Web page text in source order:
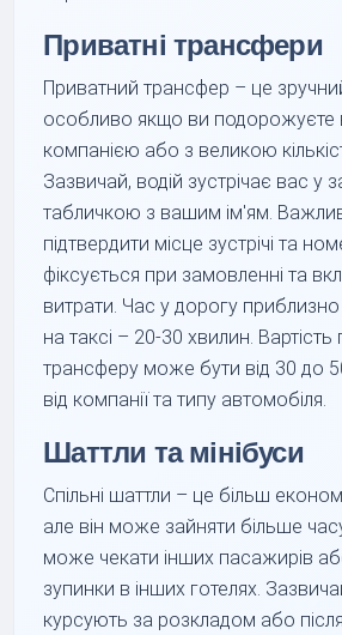
Приватні трансфери
Приватний трансфер – це
особливо якщо ви подорожуєте
компанією або з великою
Зазвичай, водій зустрічає вас у
табличкою з вашим ім'ям.
підтвердити місце зустрічі та
фіксується при замовленні та
витрати. Час у дорогу приблизно
на таксі – 20-30 хвилин.
трансферу може бути від 30 до
від компанії та типу автомобіля.
Шаттли та мінібуси
Спільні шаттли – це більш
але він може зайняти більше
може чекати інших пасажирів
зупинки в інших готелях.
курсують за розкладом або